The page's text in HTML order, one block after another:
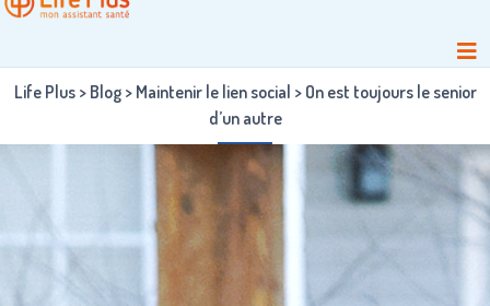
Life Plus> Blog> Maintenir le lien social > On est toujours le senior
d’un autre